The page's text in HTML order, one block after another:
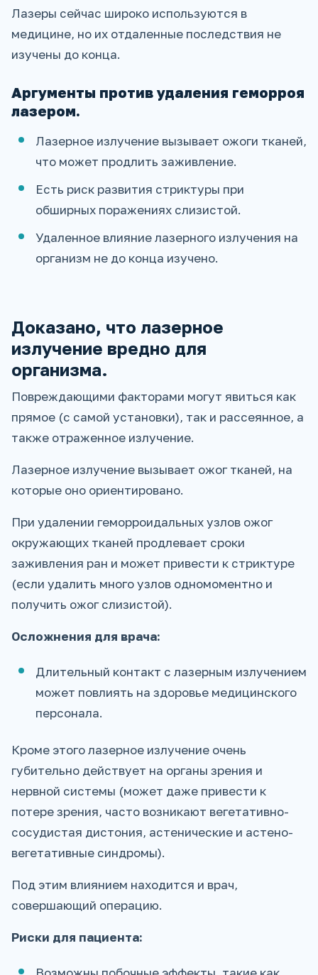
Лазеры сейчас широко используются в
медицине, но их отдаленные последствия не
изучены до конца.
Аргументы против удаления геморроя
лазером.
Лазерное излучение вызывает ожоги тканей,
что может продлить заживление.
Есть риск развития стриктуры при
обширных поражениях слизистой.
Удаленное влияние лазерного излучения на
организм не до конца изучено.
Доказано, что лазерное
излучение вредно для
организма.
Повреждающими факторами могут явиться как
прямое (с самой установки), так и рассеянное, а
также отраженное излучение.
Лазерное излучение вызывает ожог тканей, на
которые оно ориентировано.
При удалении геморроидальных узлов ожог
окружающих тканей продлевает сроки
заживления ран и может привести к стриктуре
(если удалить много узлов одномоментно и
получить ожог слизистой).
Осложнения для врача:
Длительный контакт с лазерным излучением
может повлиять на здоровье медицинского
персонала.
Кроме этого лазерное излучение очень
губительно действует на органы зрения и
нервной системы (может даже привести к
потере зрения, часто возникают вегетативно-
сосудистая дистония, астенические и астено-
вегетативные синдромы).
Под этим влиянием находится и врач,
совершающий операцию.
Риски для пациента: